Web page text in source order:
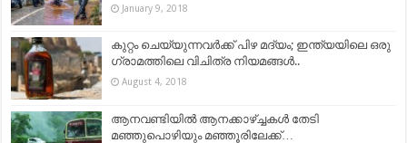
January 9, 2018
കുറ്റം ചെയ്യുന്നവർക്ക് പിഴ മദ്യം; ഇന്ത്യയിലെ ഒരു
ഗ്രാമത്തിലെ വിചിത്ര നിയമങ്ങൾ..
August 4, 2018
ആനവണ്ടിയിൽ ആനക്കാഴ്ച്ചകൾ തേടി
മഞ്ഞുപൊഴിയും മഞ്ഞൂരിലേക്ക്…